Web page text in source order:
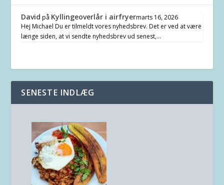
David på Kyllingeoverlår i airfryermarts 16, 2026
Hej Michael Du er tilmeldt vores nyhedsbrev. Det er ved at være
længe siden, at vi sendte nyhedsbrev ud senest,…
SENESTE INDLÆG